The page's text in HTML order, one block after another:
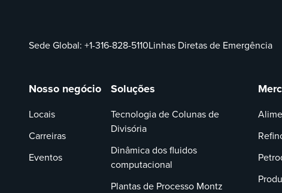
Sede Global: +1-316-828-5110Linhas Diretas de Emergência
Nosso negócio
Locais
Carreiras
Eventos
Soluções
Tecnologia de Colunas de
Divisória
Dinâmica dos fluidos
computacional
Plantas de Processo Montz